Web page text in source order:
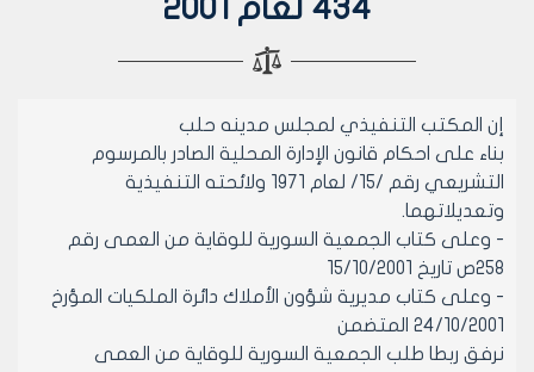
434 لعام 2001
إن المكتب التنفيذي لمجلس مدينه حلب
بناء على احكام قانون الإدارة المحلية الصادر بالمرسوم
التشريعي رقم /15/ لعام 1971 ولائحته التنفيذية
وتعديلاتهما.
- وعلى كتاب الجمعية السورية للوقاية من العمى رقم
258ص تاريخ 15/10/2001
- وعلى كتاب مديرية شؤون الأملاك دائرة الملكيات المؤرخ
24/10/2001 المتضمن
نرفق ربطا طلب الجمعية السورية للوقاية من العمى